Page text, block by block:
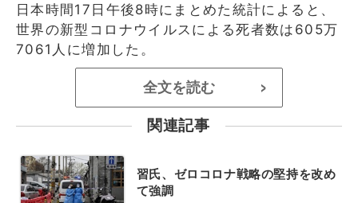
日本時間17日午後8時にまとめた統計によると、
世界の新型コロナウイルスによる死者数は605万
7061人に増加した。
全文を読む >
関連記事
習氏、ゼロコロナ戦略の堅持を改め
て強調